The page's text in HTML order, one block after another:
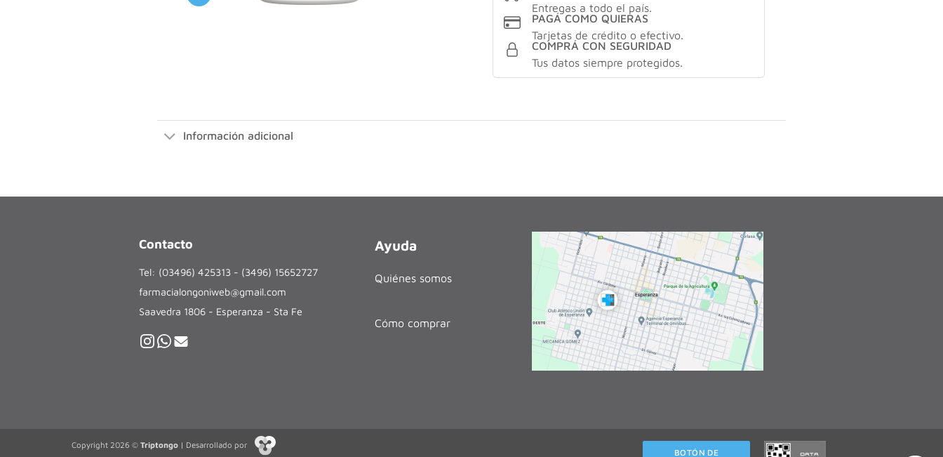
Entregas a todo el país.
PAGÁ COMO QUIERAS
Tarjetas de crédito o efectivo.
COMPRÁ CON SEGURIDAD
Tus datos siempre protegidos.
Información adicional
Contacto
Tel: (03496) 425313 - (3496) 15652727
farmacialongoniweb@gmail.com
Saavedra 1806 - Esperanza - Sta Fe
Ayuda
Quiénes somos
Cómo comprar
BOTÓN DE
Copyright 2026 © Triptongo | Desarrollado por